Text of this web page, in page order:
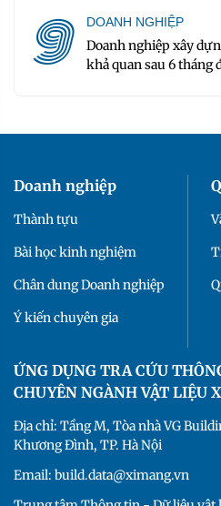
9 DOANH NGHIỆP
Doanh nghiệp xây
khả quan sau 6 tháng
Doanh nghiệp
Thành tựu
Bài học kinh nghiệm
Chân dung Doanh nghiệp
Ý kiến chuyên gia
ỨNG DỤNG TRA CỨU
CHUYÊN NGÀNH VẬT LIỆU
Địa chỉ: Tầng M, Tòa nhà VG
Khương Đình, TP. Hà Nội
Email: build.data@ximang.vn